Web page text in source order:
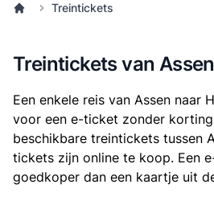
Treintickets
Treintickets van
Een enkele reis van Assen naar
voor een e-ticket zonder korting.
beschikbare treintickets tussen
tickets zijn online te koop. Een
goedkoper dan een kaartje uit